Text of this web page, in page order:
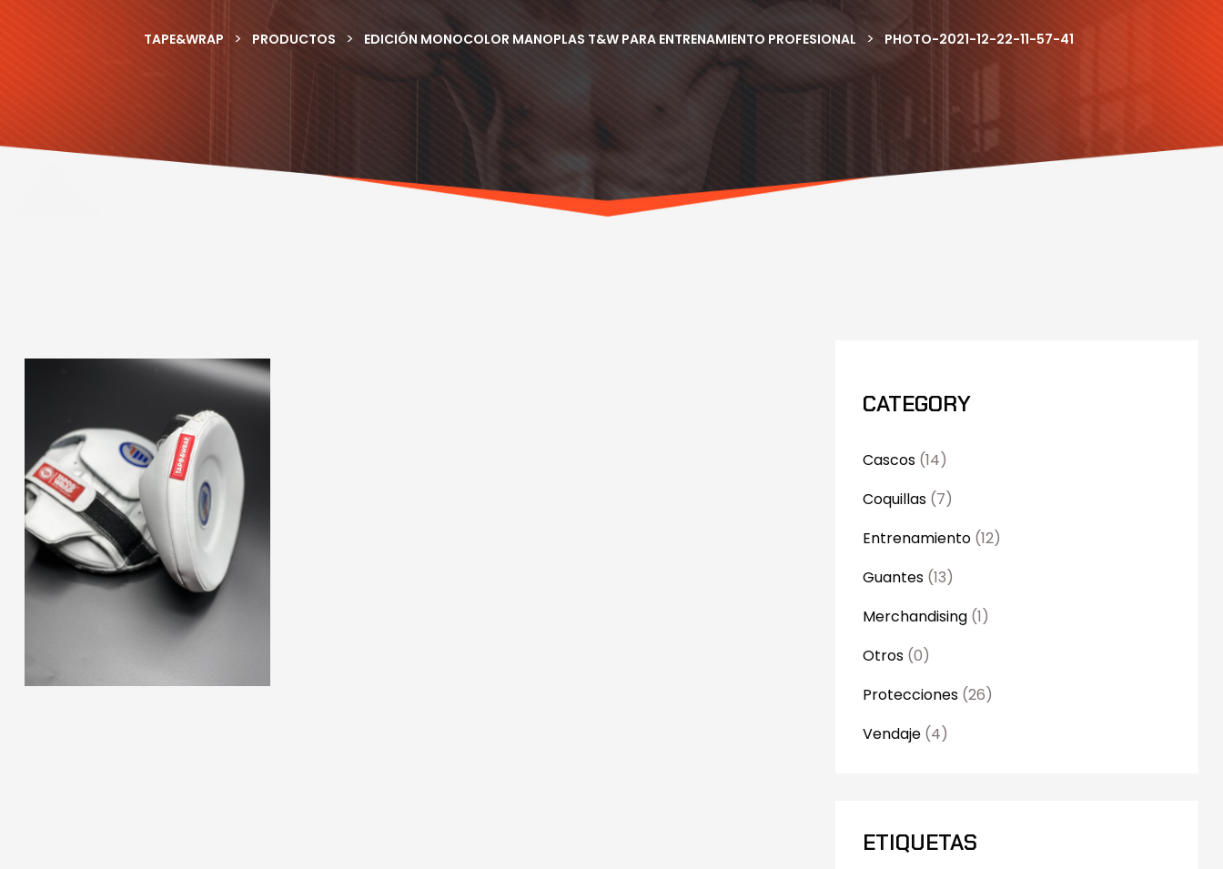
TAPE&WRAP > PRODUCTOS > EDICIÓN MONOCOLOR MANOPLAS T&W PARA ENTRENAMIENTO PROFESIONAL > PHOTO-2021-12-22-11-57-41
CATEGORY
Cascos (14)
Coquillas (7)
Entrenamiento (12)
Guantes (13)
Merchandising (1)
Otros (0)
Protecciones (26)
Vendaje (4)
ETIQUETAS